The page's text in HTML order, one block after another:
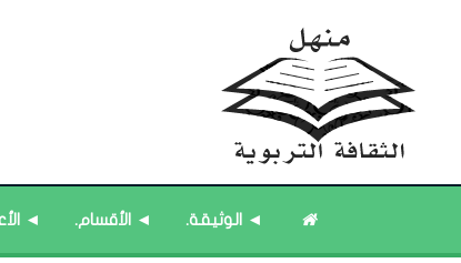
◄ الوثيقة. ◄ الأقسام. ◄
۝ قائمة مُثبتة : مشرف منهل الثقافة التربوية.